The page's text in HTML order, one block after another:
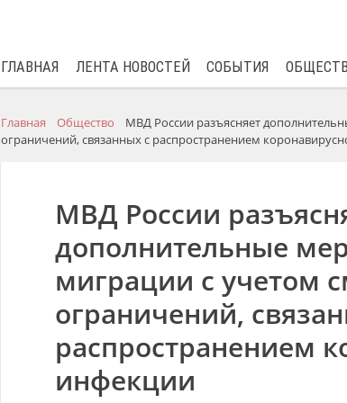
ГЛАВНАЯ ЛЕНТА НОВОСТЕЙ СОБЫТИЯ
Главная Общество
МВД России разъясняет
ограничений, связанных с распространением
МВД России
дополнительные
миграции с учетом
ограничений,
распространением
инфекции